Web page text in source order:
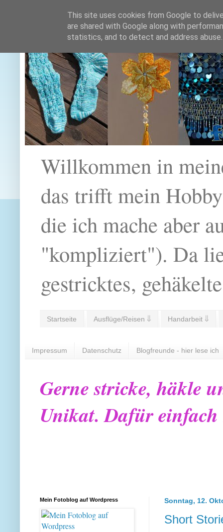
Willkommen in
das trifft mein
die ich mache aber
"kompliziert"). Da
gestricktes,
Startseite Ausflüge/Reisen ⇓ Handarbeit ⇓
Impressum Datenschutz Blogfreunde - hier lese ich
Gerne stricke, häkle
Unikat. Dafür
Sonntag, 12.
Short
Mein Fotoblog auf Wordpress
This site uses cookies from Google to
are shared with Google along with
statistics, and to detect and address abuse.